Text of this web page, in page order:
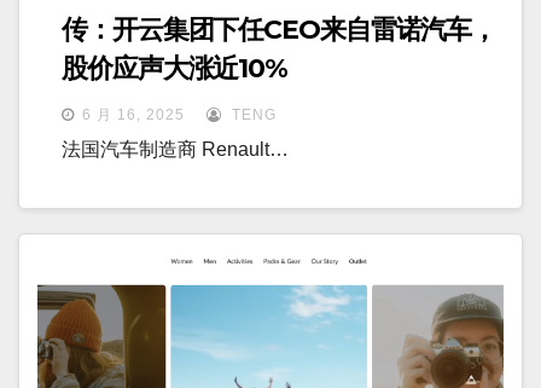
传：开云集团下任CEO来自雷诺汽车，
股价应声大涨近10%
6 月 16, 2025 TENG
法国汽车制造商 Renault…